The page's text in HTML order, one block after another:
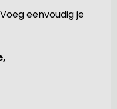
eenvoudig je